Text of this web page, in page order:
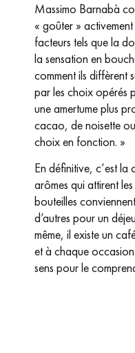
Massimo Barnabà
« goûter »
facteurs tels que la
la sensation en
comment ils diffèrent
par les choix opérés
une amertume plus
cacao, de noisette
choix en fonction. »
En définitive, c’est la
arômes qui attirent
bouteilles
d’autres pour un
même, il existe un
et à chaque
sens pour le